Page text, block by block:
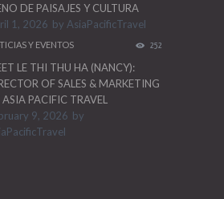
DE PAISAJES Y CULTURA
1, 2026 by AsiaPacificTravel
Y EVENTOS 252
LE THI THU HA (NANCY):
OF SALES & MARKETING
PACIFIC TRAVEL
9, 2026 by